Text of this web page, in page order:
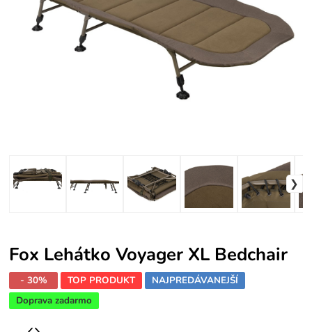
Fox Lehátko Voyager XL Bedchair
- 30% TOP PRODUKT
NAJPREDÁVANEJŠÍ
Doprava zadarmo